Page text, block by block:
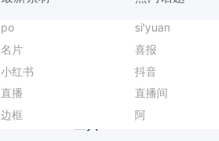
二维码海报 分类
手机壳 日料
每日 海报
百日 科技风
结婚海报 读书日
po si'yuan
名片 喜报
小红书 抖音
直播 直播间
边框 阿
牛郎织女图片 美业价格表
动物园海报爆款设计 餐厅海报
门票海报爆款设计 乒乓球比赛海报
医美海报 谷雨主题海报
瑜伽课程海报 中秋节放假通知
房产知识海报 处暑朋友圈背景
植树节公益宣传 植树节活动通知
感恩节贺卡素材 促销海报模板
学习方法分享 冬令营
摄影展海报设计 篮球比赛海报
无损改尺寸 AI消除